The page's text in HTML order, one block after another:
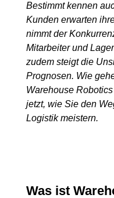
Bestimmt kennen
Kunden erwarten
nimmt der
Mitarbeiter und
zudem steigt die
Prognosen. Wie
Warehouse
jetzt, wie Sie den
Logistik meistern.
Was ist